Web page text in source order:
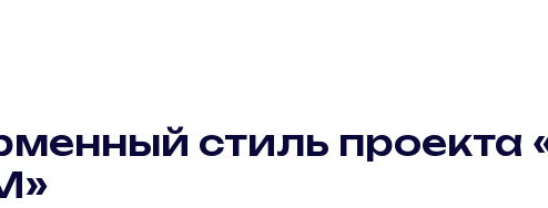
стиль проекта